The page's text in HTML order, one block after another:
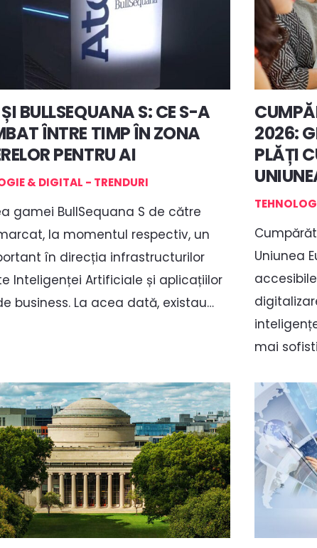
BULLSEQUANA S: CE S-A
ÎNTRE TIMP ÎN ZONA
PENTRU AI
& DIGITAL - TRENDURI
gamei BullSequana S de către
la momentul respectiv, un
în direcția infrastructurilor
Inteligenței Artificiale și aplicațiilor
business. La acea dată, existau…
2026:
PLĂȚI
Uniunea
mai